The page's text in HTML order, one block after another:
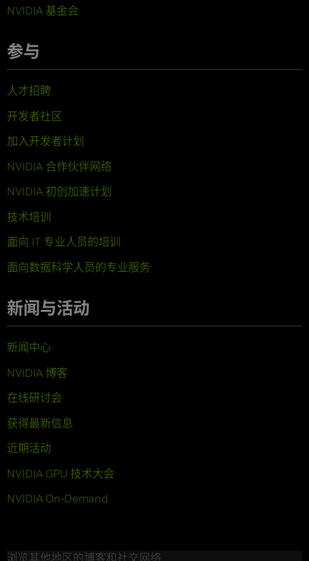
NVIDIA 基金会
参与
人才招聘
开发者社区
加入开发者计划
NVIDIA 合作伙伴网络
NVIDIA 初创加速计划
技术培训
面向 IT 专业人员的培训
面向数据科学人员的专业服务
新闻与活动
新闻中心
NVIDIA 博客
在线研讨会
获得最新信息
近期活动
NVIDIA GPU 技术大会
NVIDIA On-Demand
浏览其他地区的博客和社交网络